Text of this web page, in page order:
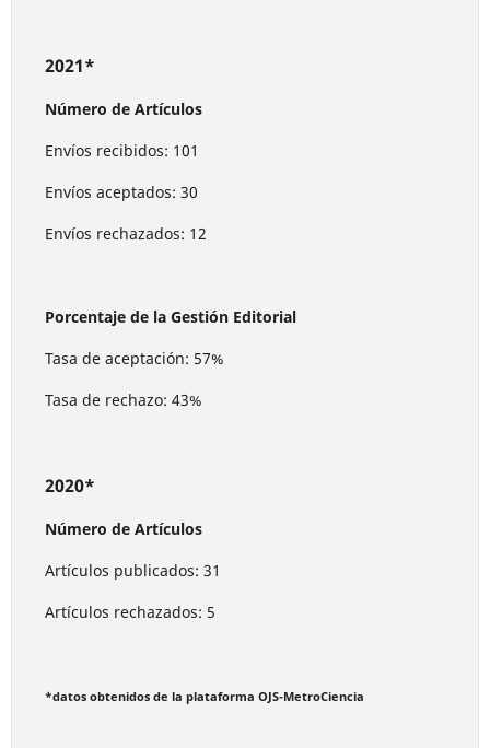
2021*
Número de Artículos
Envíos recibidos: 101
Envíos aceptados: 30
Envíos rechazados: 12
Porcentaje de la Gestión Editorial
Tasa de aceptación: 57%
Tasa de rechazo: 43%
2020*
Número de Artículos
Artículos publicados: 31
Artículos rechazados: 5
*datos obtenidos de la plataforma OJS-MetroCiencia